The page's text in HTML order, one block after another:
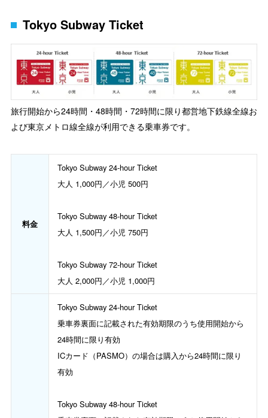
Tokyo Subway Ticket
旅行開始から24時間・48時間・72時間に限り都営地下鉄線全線お
よび東京メトロ線全線が利用できる乗車券です。
料金
Tokyo Subway 24-hour Ticket
大人 1,000円／小児 500円
Tokyo Subway 48-hour Ticket
大人 1,500円／小児 750円
Tokyo Subway 72-hour Ticket
大人 2,000円／小児 1,000円
Tokyo Subway 24-hour Ticket
乗車券裏面に記載された有効期限のうち使用開始から
24時間に限り有効
ICカード（PASMO）の場合は購入から24時間に限り
有効
Tokyo Subway 48-hour Ticket